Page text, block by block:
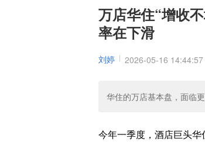
万店华住“增收
率在下滑
刘婷 2026-05-16 14:44:57
华住的万店基本盘，面临更
今年一季度，酒店巨头华